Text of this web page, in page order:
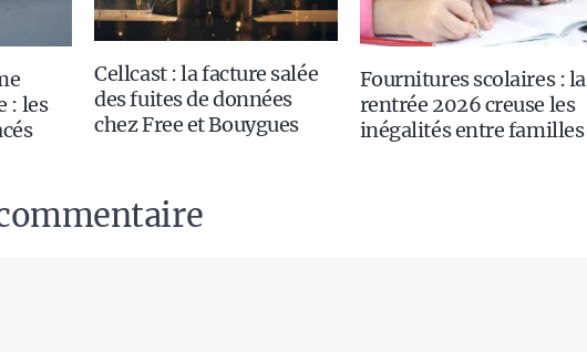
: les
Cellcast : la facture salée
des fuites de données
chez Free et Bouygues
Fournitures scolaires : la
rentrée 2026 creuse les
inégalités entre familles